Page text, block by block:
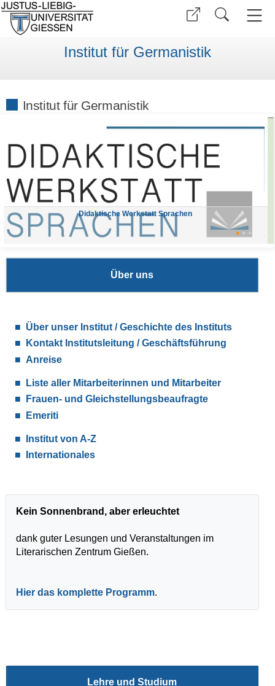
Institut für Germanistik
Institut für Germanistik
Didaktische Werkstatt Sprachen
• • •
Über uns
Über unser Institut / Geschichte des Instituts
Kontakt Institutsleitung / Geschäftsführung
Anreise
Liste aller Mitarbeiterinnen und Mitarbeiter
Frauen- und Gleichstellungsbeaufragte
Emeriti
Institut von A-Z
Internationales
Kein Sonnenbrand, aber erleuchtet
dank guter Lesungen und Veranstaltungen im
Literarischen Zentrum Gießen.
Hier das komplette Programm.
Lehre und Studium